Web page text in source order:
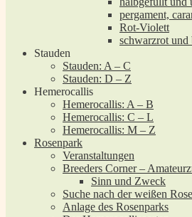
pergament,
Rot-Violett
schwarzrot und
Stauden
Stauden: A – C
Stauden: D – Z
Hemerocallis
Hemerocallis: A – B
Hemerocallis: C – L
Hemerocallis: M – Z
Rosenpark
Veranstaltungen
Breeders Corner –
Sinn und Zweck
Suche nach der weißen Rose
Anlage des Rosenparks